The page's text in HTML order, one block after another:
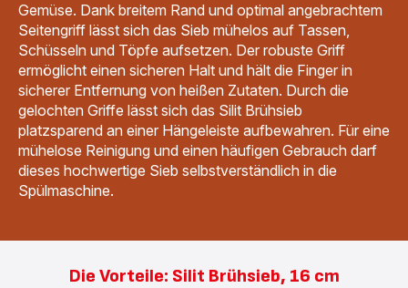
Gemüse. Dank breitem Rand und optimal angebrachtem
Seitengriff lässt sich das Sieb mühelos auf Tassen,
Schüsseln und Töpfe aufsetzen. Der robuste Griff
ermöglicht einen sicheren Halt und hält die Finger in
sicherer Entfernung von heißen Zutaten. Durch die
gelochten Griffe lässt sich das Silit Brühsieb
platzsparend an einer Hängeleiste aufbewahren. Für eine
mühelose Reinigung und einen häufigen Gebrauch darf
dieses hochwertige Sieb selbstverständlich in die
Spülmaschine.
Die Vorteile: Silit Brühsieb, 16 cm